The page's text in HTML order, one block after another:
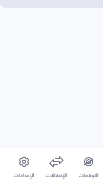
التوقعات الإنتقالات الإعدادات